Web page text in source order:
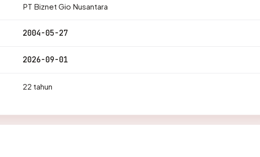
PT Biznet Gio Nusantara
2004-05-27
2026-09-01
22 tahun